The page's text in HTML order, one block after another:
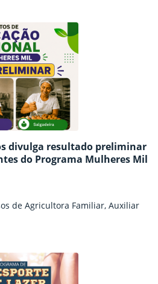
divulga resultado preliminar
do Programa Mulheres Mil
de Agricultora Familiar, Auxiliar